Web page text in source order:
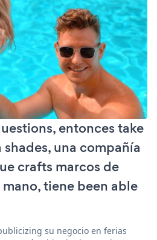
entonces take
una compañía
crafts marcos de
tiene been able
su negocio en ferias